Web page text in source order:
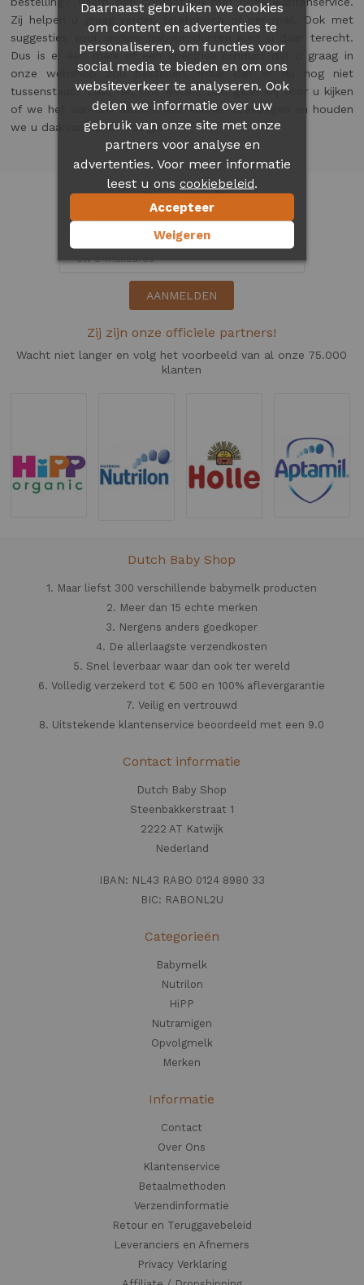
Zij helpen u graag verder, telefonisch of per mail. Ook met
suggesties voor andere babyproducten kunt u daar terecht.
Dus is er een merk of een specifiek product dat u graag in
onze webshop zou bestellen, maar dat er nu nog niet
tussenstaat? Laat het ons weten! Dan gaan wij voor u kijken
of we het aan ons assortiment kunnen toevoegen en houden
we u daarvan op de hoogte.
Nieuwsbrief
Blijf elke maand op de hoogte
van onze nieuwste aanbiedingen
AANMELDEN
Zij zijn onze officiele partners!
Wacht niet langer en volg het voorbeeld van al onze 75.000
klanten
Dutch Baby Shop
1. Maar liefst 300 verschillende babymelk producten
2. Meer dan 15 echte merken
3. Nergens anders goedkoper
4. De allerlaagste verzendkosten
5. Snel leverbaar waar dan ook ter wereld
6. Volledig verzekerd tot € 500 en 100% aflevergarantie
7. Veilig en vertrouwd
8. Uitstekende klantenservice beoordeeld met een 9.0
Contact informatie
Dutch Baby Shop
Steenbakkerstraat 1
2222 AT Katwijk
Nederland
IBAN: NL43 RABO 0124 8980 33
BIC: RABONL2U
Categorieën
Babymelk
Nutrilon
HiPP
Nutramigen
Opvolgmelk
Merken
Informatie
Contact
Over Ons
Klantenservice
Betaalmethoden
Verzendinformatie
Retour en Teruggavebeleid
Leveranciers en Afnemers
Privacy Verklaring
Daarnaast gebruiken we cookies
om content en advertenties te
personaliseren, om functies voor
social media te bieden en om ons
websiteverkeer te analyseren. Ook
delen we informatie over uw
gebruik van onze site met onze
partners voor analyse en
advertenties. Voor meer informatie
leest u ons cookiebeleid.
Accepteer
Weigeren